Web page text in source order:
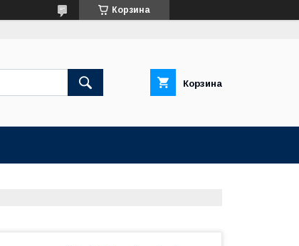
Корзина
Корзина